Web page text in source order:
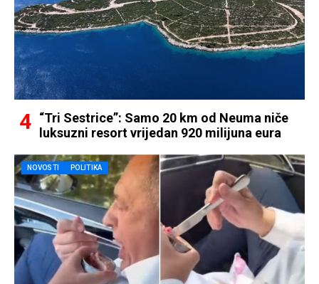
“Tri Sestrice”: Samo 20 km od Neuma niče
luksuzni resort vrijedan 920 milijuna eura
NOVOSTI POLITIKA